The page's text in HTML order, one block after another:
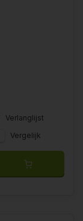
Verlanglijst
Vergelijk